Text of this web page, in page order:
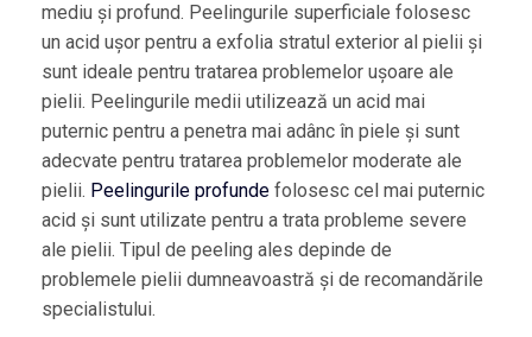
mediu și profund. Peelingurile superficiale folosesc
un acid ușor pentru a exfolia stratul exterior al pielii și
sunt ideale pentru tratarea problemelor ușoare ale
pielii. Peelingurile medii utilizează un acid mai
puternic pentru a penetra mai adânc în piele și sunt
adecvate pentru tratarea problemelor moderate ale
pielii. Peelingurile profundefolosesc cel mai puternic
acid și sunt utilizate pentru a trata probleme severe
ale pielii. Tipul de peeling ales depinde de
problemele pielii dumneavoastră și de recomandările
specialistului.